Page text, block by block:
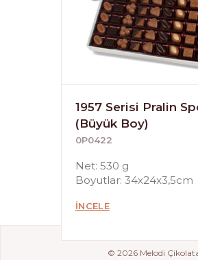
1957 Serisi Pralin
(Büyük Boy)
0P0422
Net: 530 g
Boyutlar: 34x24x3,5cm
İNCELE
© 2026 Melodi